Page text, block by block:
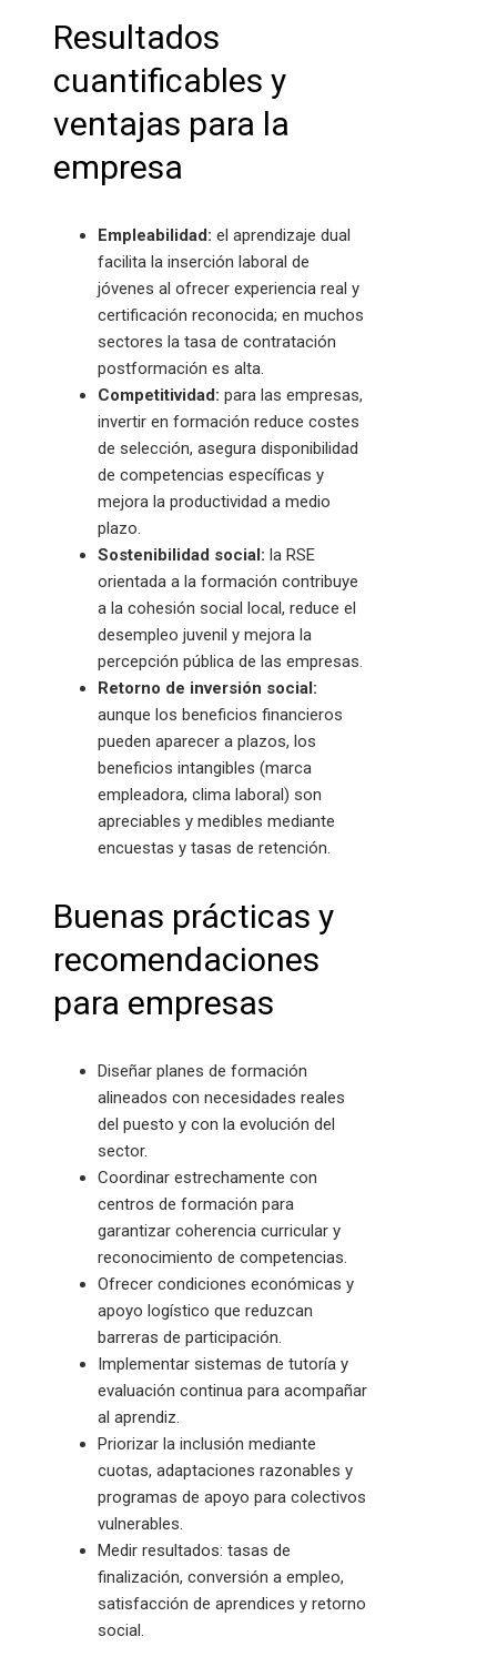
Resultados
cuantificables y
ventajas para la
empresa
Empleabilidad: el aprendizaje dual
facilita la inserción laboral de
jóvenes al ofrecer experiencia real y
certificación reconocida; en muchos
sectores la tasa de contratación
postformación es alta.
Competitividad: para las empresas,
invertir en formación reduce costes
de selección, asegura disponibilidad
de competencias específicas y
mejora la productividad a medio
plazo.
Sostenibilidad social: la RSE
orientada a la formación contribuye
a la cohesión social local, reduce el
desempleo juvenil y mejora la
percepción pública de las empresas.
Retorno de inversión social:
aunque los beneficios financieros
pueden aparecer a plazos, los
beneficios intangibles (marca
empleadora, clima laboral) son
apreciables y medibles mediante
encuestas y tasas de retención.
Buenas prácticas y
recomendaciones
para empresas
Diseñar planes de formación
alineados con necesidades reales
del puesto y con la evolución del
sector.
Coordinar estrechamente con
centros de formación para
garantizar coherencia curricular y
reconocimiento de competencias.
Ofrecer condiciones económicas y
apoyo logístico que reduzcan
barreras de participación.
Implementar sistemas de tutoría y
evaluación continua para acompañar
al aprendiz.
Priorizar la inclusión mediante
cuotas, adaptaciones razonables y
programas de apoyo para colectivos
vulnerables.
Medir resultados: tasas de
finalización, conversión a empleo,
satisfacción de aprendices y retorno
social.